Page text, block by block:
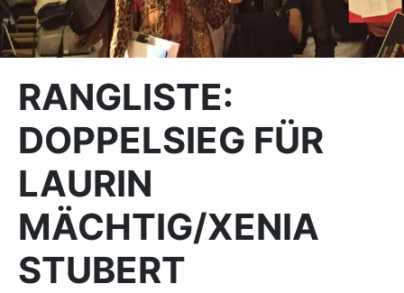
RANGLISTE:
DOPPELSIEG FÜR
LAURIN
MÄCHTIG/XENIA
STUBERT